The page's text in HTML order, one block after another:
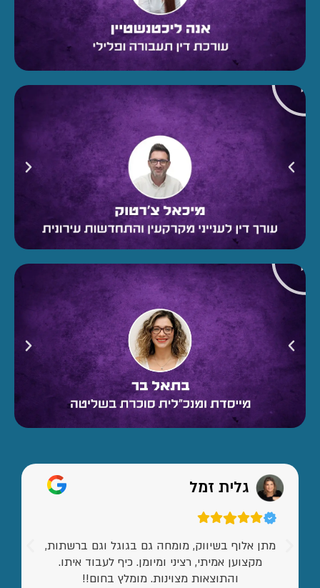
גלית זמל
מתן אלוף בשיווק, מומחה גם בגוגל וגם ברשתות,
מקצוען אמיתי, רציני ומיומן. כיף לעבוד איתו.
והתוצאות מצוינות. מומלץ בחום!!